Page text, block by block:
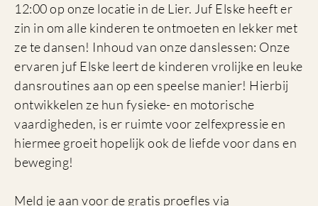
12:00 op onze locatie in de Lier. Juf Elske heeft er
zin in om alle kinderen te ontmoeten en lekker met
ze te dansen! Inhoud van onze danslessen: Onze
ervaren juf Elske leert de kinderen vrolijke en leuke
dansroutines aan op een speelse manier! Hierbij
ontwikkelen ze hun fysieke- en motorische
vaardigheden, is er ruimte voor zelfexpressie en
hiermee groeit hopelijk ook de liefde voor dans en
beweging!
Meld je aan voor de gratis proefles via